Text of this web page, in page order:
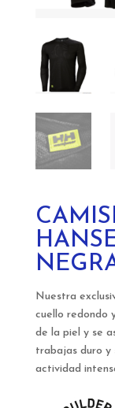
Nuestra
cuello redondo
de la piel y se
trabajas duro y
actividad